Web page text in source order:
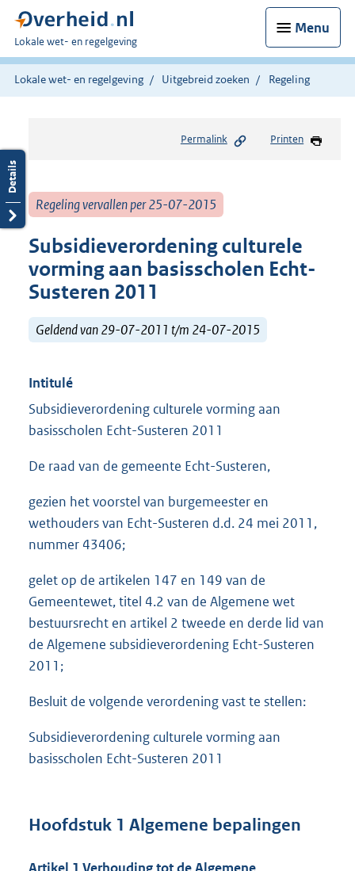
Menu
U
bent
hier:
Lokale wet- en regelgeving
Lokale wet- en regelgeving Uitgebreid zoeken Regeling
Permalink Printen
Regeling vervallen per 25-07-2015
Subsidieverordening culturele
vorming aan basisscholen Echt-
Susteren 2011
Geldend van 29-07-2011 t/m 24-07-2015
Intitulé
Subsidieverordening culturele vorming aan
basisscholen Echt-Susteren 2011
De raad van de gemeente Echt-Susteren,
gezien het voorstel van burgemeester en
wethouders van Echt-Susteren d.d. 24 mei 2011,
nummer 43406;
gelet op de artikelen 147 en 149 van de
Gemeentewet, titel 4.2 van de Algemene wet
bestuursrecht en artikel 2 tweede en derde lid van
de Algemene subsidieverordening Echt-Susteren
2011;
Besluit de volgende verordening vast te stellen:
Subsidieverordening culturele vorming aan
basisscholen Echt-Susteren 2011
Hoofdstuk 1 Algemene bepalingen